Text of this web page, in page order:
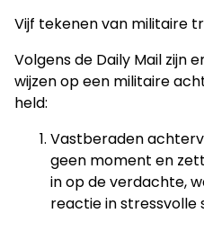
Vijf tekenen van militaire
Volgens de Daily Mail zijn
wijzen op een militaire
held:​
Vastberaden
geen moment en
in op de verdachte,
reactie in stressvolle